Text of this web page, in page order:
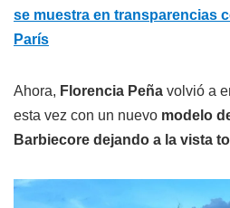
se muestra en transparencias
París
Ahora, Florencia Peña volvió a
esta vez con un nuevo modelo
Barbiecore dejando a la vista